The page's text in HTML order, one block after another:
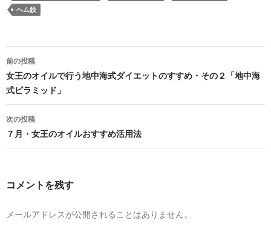
ヘム鉄
投
稿
ナ
ビ
ゲ
シ
前の投稿
女王のオイルで行う地中海式ダイエットのすすめ・その２「地中海
式ピラミッド」
次の投稿
７月・女王のオイルおすすめ活用法
コメントを残す
メールアドレスが公開されることはありません。